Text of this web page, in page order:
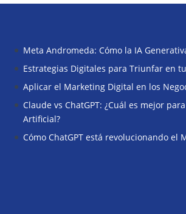
Meta Andromeda: Cómo la IA
Estrategias Digitales para Triunfar en
Aplicar el Marketing Digital en los
Claude vs ChatGPT: ¿Cuál es mejor
Artificial?
Cómo ChatGPT está revolucionando el